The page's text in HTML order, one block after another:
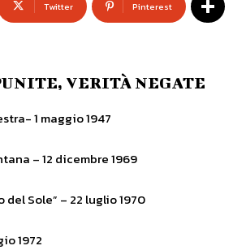
Twitter Pinterest
VERITÀ NEGATE
1 maggio 1947
– 12 dicembre 1969
del Sole” – 22 luglio 1970
1972